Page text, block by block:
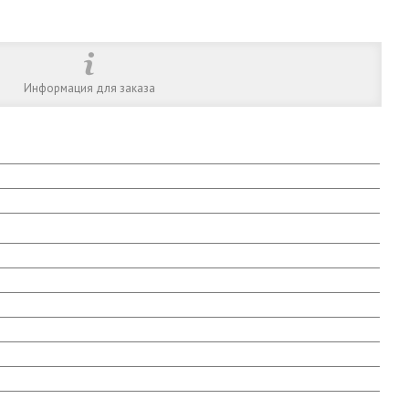
Информация для заказа